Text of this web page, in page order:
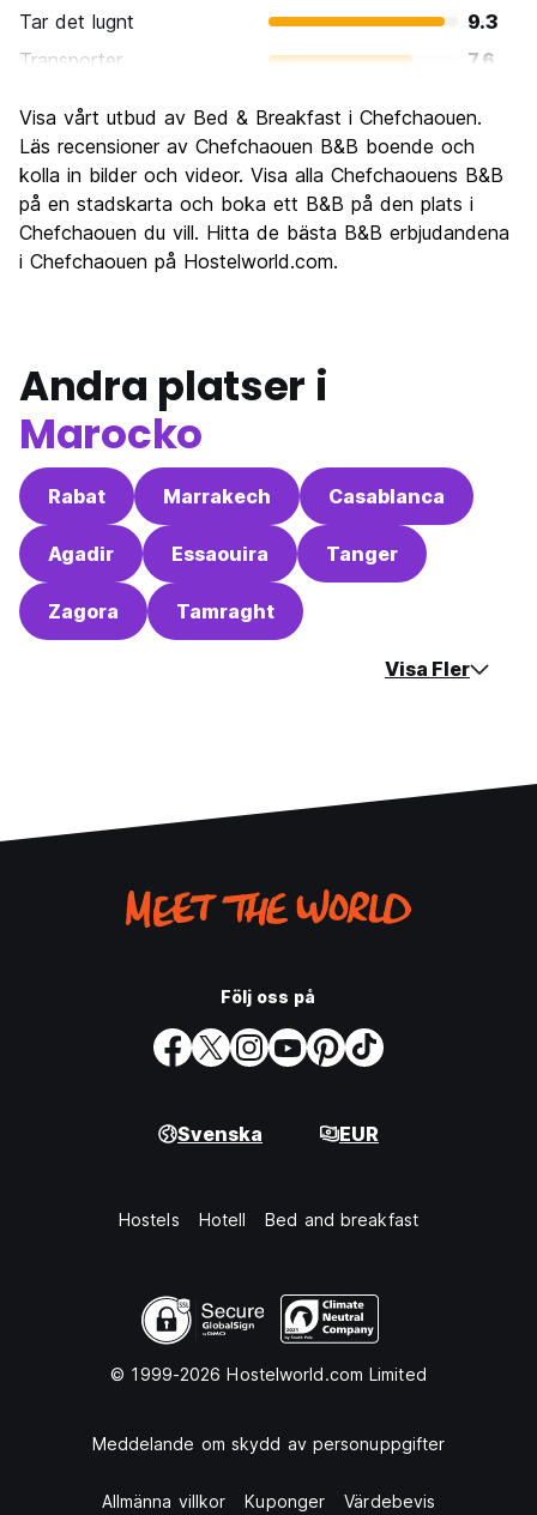
Tar det lugnt
9.3
Transporter
7.6
Kultur
8.7
Festa
5.8
Värde för pengarna
9.2
Visa vårt utbud av Bed & Breakfast i Chefchaouen.
Läs recensioner av Chefchaouen B&B boende och
kolla in bilder och videor. Visa alla Chefchaouens B&B
på en stadskarta och boka ett B&B på den plats i
Chefchaouen du vill. Hitta de bästa B&B erbjudandena
i Chefchaouen på Hostelworld.com.
Andra platser i
Marocko
Rabat Marrakech Casablanca
Agadir Essaouira Tanger
Zagora Tamraght
Visa Fler
Följ oss på
Svenska EUR
Hostels Hotell Bed and breakfast
© 1999-2026 Hostelworld.com Limited
Meddelande om skydd av personuppgifter
Allmänna villkor Kuponger Värdebevis